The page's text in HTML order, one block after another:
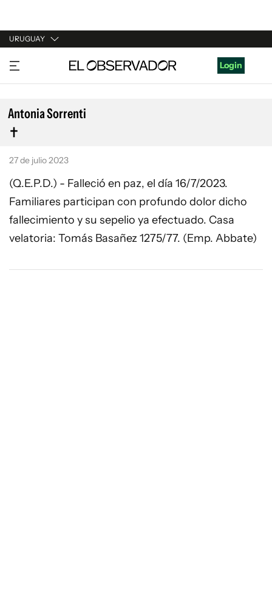
URUGUAY
URUGUAY
ARGENTINA
ESPAÑA
ESTADOS UNIDOS
Login
Antonia Sorrenti
27 de julio 2023
(Q.E.P.D.) - Falleció en paz, el día 16/7/2023.
Familiares participan con profundo dolor dicho
fallecimiento y su sepelio ya efectuado. Casa
velatoria: Tomás Basañez 1275/77. (Emp. Abbate)